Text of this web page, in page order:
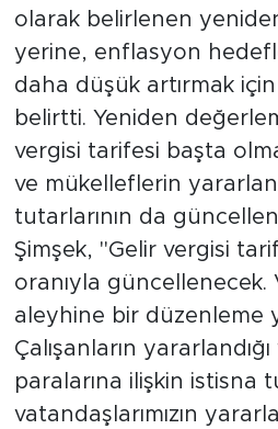
olarak belirlenen
yerine, enflasyon
daha düşük artırmak için
belirtti. Yeniden
vergisi tarifesi başta
ve mükelleflerin
tutarlarının da
Şimşek, "Gelir vergisi
oranıyla güncellenecek.
aleyhine bir düzenleme
Çalışanların
paralarına ilişkin istisna
vatandaşlarımızın